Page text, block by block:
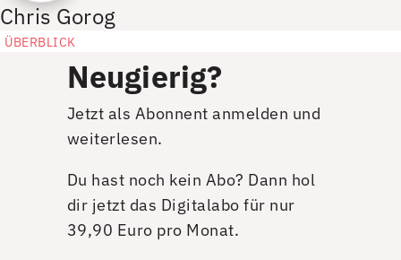
Chris Gorog
ÜBERBLICK
Neugierig?
Jetzt als Abonnent anmelden und
weiterlesen.
Du hast noch kein Abo? Dann hol
dir jetzt das Digitalabo für nur
39,90 Euro pro Monat.